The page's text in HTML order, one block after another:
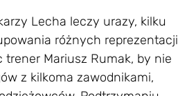
Lecha leczy urazy, kilku
różnych reprezentacji
Mariusz Rumak, by nie
z kilkoma zawodnikami,